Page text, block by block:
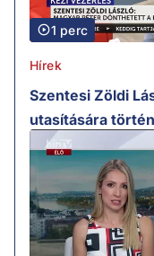
1 perc
Hírek
Szentesi Zöldi
utasítására